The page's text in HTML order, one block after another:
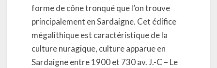
forme de cône tronqué que l’on trouve
principalement en Sardaigne. Cet édifice
mégalithique est caractéristique de la
culture nuragique, culture apparue en
Sardaigne entre 1900 et 730 av. J.-C – Le